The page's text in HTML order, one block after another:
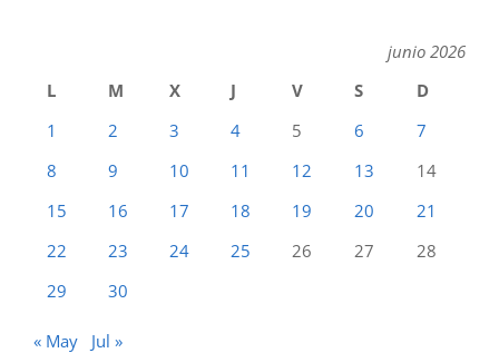
junio 2026
L
M X J V S
D
1
2 3 4 5 6
7
8
9 10 11 12 13
14
15
16 17 18 19 20
21
22
23 24 25 26 27
28
29
30
« May Jul »